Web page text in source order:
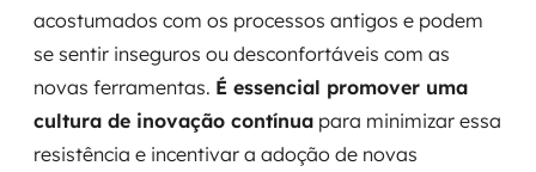
acostumados com os processos antigos e podem
se sentir inseguros ou desconfortáveis com as
novas ferramentas. É essencial promover uma
cultura de inovação contínua para minimizar essa
resistência e incentivar a adoção de novas